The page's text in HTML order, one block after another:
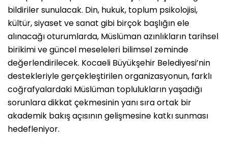
bildiriler sunulacak. Din, hukuk, toplum psikolojisi,
kültür, siyaset ve sanat gibi birçok başlığın ele
alınacağı oturumlarda, Müslüman azınlıkların tarihsel
birikimi ve güncel meseleleri bilimsel zeminde
değerlendirilecek. Kocaeli Büyükşehir Belediyesi’nin
destekleriyle gerçekleştirilen organizasyonun, farklı
coğrafyalardaki Müslüman toplulukların yaşadığı
sorunlara dikkat çekmesinin yanı sıra ortak bir
akademik bakış açısının gelişmesine katkı sunması
hedefleniyor.